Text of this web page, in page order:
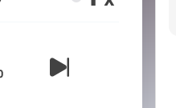
Volumen